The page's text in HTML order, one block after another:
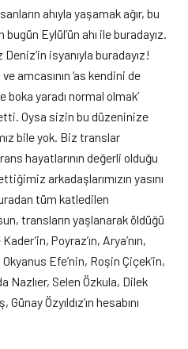
ahıyla yaşamak ağır, bu
Eylül’ün ahı ile buradayız.
Deniz’in isyanıyla buradayız!
amcasının ‘as kendini de
boka yaradı normal olmak’
Oysa sizin bu düzeninize
bile yok. Biz translar
hayatlarının değerli olduğu
arkadaşlarımızın yasını
tüm katledilen
transların yaşlanarak öldüğü
Poyraz’ın, Arya’nın,
Okyanus Efe’nin, Roşin Çiçek’in,
Nazlıer, Selen Özkula, Dilek
Özyıldız’ın hesabını